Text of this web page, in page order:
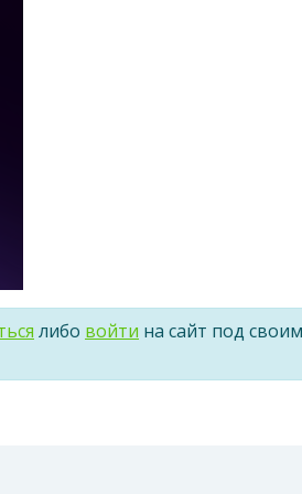
либо войти на сайт под своим